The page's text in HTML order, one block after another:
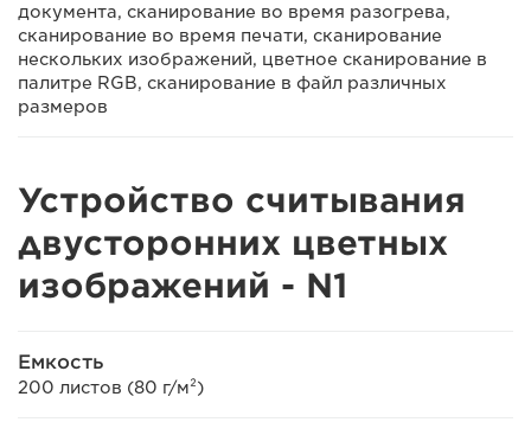
документа, сканирование во время разогрева,
сканирование во время печати, сканирование
нескольких изображений, цветное сканирование в
палитре RGB, сканирование в файл различных
размеров
Устройство считывания
двусторонних цветных
изображений - N1
Емкость
200 листов (80 г/м²)